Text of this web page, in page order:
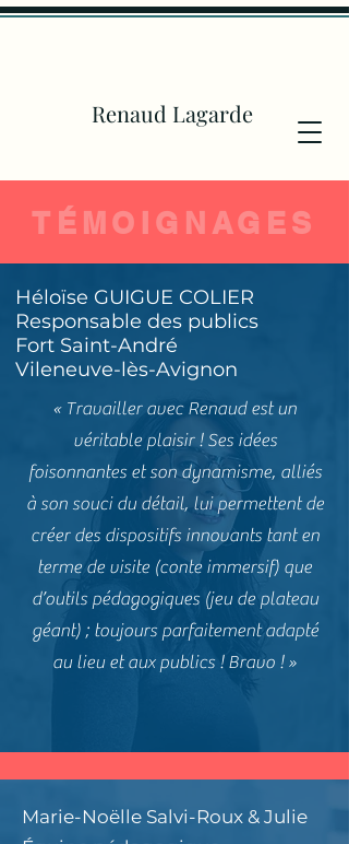
Renaud Lagarde
TÉMOIGNAGES
Héloïse GUIGUE COLIER
Responsable des publics
Fort Saint-André
Vileneuve-lès-Avignon
« Travailler avec Renaud est un
véritable plaisir ! Ses idées
foisonnantes et son dynamisme, alliés
à son souci du détail, lui permettent de
créer des dispositifs innovants tant en
terme de visite (conte immersif) que
d’outils pédagogiques (jeu de plateau
géant) ; toujours parfaitement adapté
au lieu et aux publics ! Bravo ! »
Marie-Noëlle Salvi-Roux & Julie